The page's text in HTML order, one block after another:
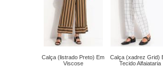
Calça (listrado Preto) Em
Viscose
Calça (xadrez Grid)
Tecido Alfaiataria